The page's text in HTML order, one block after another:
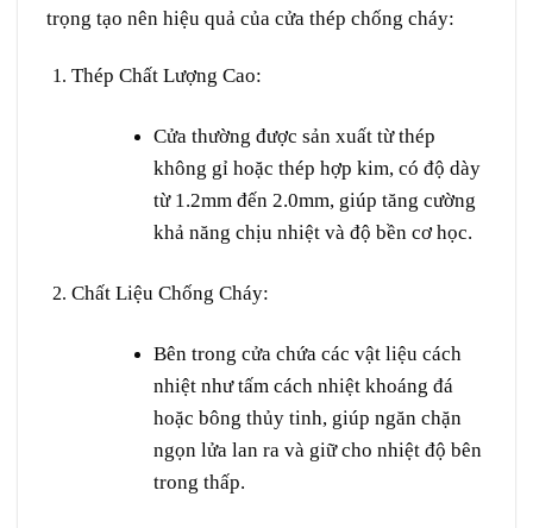
trọng tạo nên hiệu quả của cửa thép chống cháy:
Thép Chất Lượng Cao:
Cửa thường được sản xuất từ thép
không gỉ hoặc thép hợp kim, có độ dày
từ 1.2mm đến 2.0mm, giúp tăng cường
khả năng chịu nhiệt và độ bền cơ học.
Chất Liệu Chống Cháy:
Bên trong cửa chứa các vật liệu cách
nhiệt như tấm cách nhiệt khoáng đá
hoặc bông thủy tinh, giúp ngăn chặn
ngọn lửa lan ra và giữ cho nhiệt độ bên
trong thấp.